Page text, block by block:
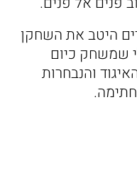
היטב את השחקן
שמשחק כיום
והנבחרות